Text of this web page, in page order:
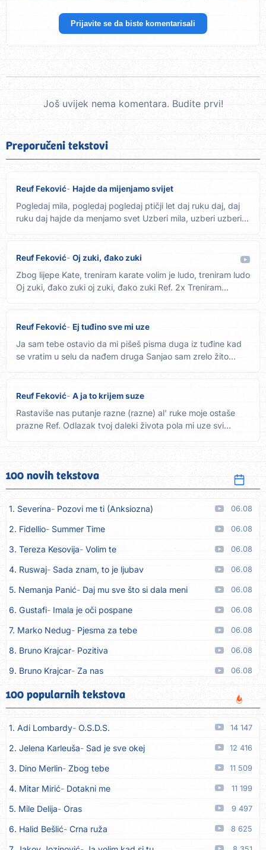
Prijavite se da biste komentarisali
Još uvijek nema komentara. Budite prvi!
Preporučeni tekstovi
Reuf Feković Hajde da mijenjamo svijet
Pogledaj mila, pogledaj pogledaj ptičji let daj ruku daj, daj
ruku daj hajde da menjamo svet Uzberi mila, uzberi uzberi...
Reuf Feković Oj zuki, đako zuki
Zbog lijepe Kate, treniram karate volim je ludo, treniram ludo
Oj zuki, đako zuki oj zuki, đako zuki Ref. 2x Treniram...
Reuf Feković Ej tuđino sve mi uze
Ja sam tebe ostavio da mi pišeš pisma duga iz tuđine kad
se vratim u selu da nađem druga Sanjao sam zrelo žito
Reuf Feković A ja to krijem suze
Rastaviše nas putanje razne (razne) al' ruke moje ostaše
prazne Ref. Odlazak tvoj daleki života pola mi uze svi
100 novih tekstova
1. Severina Pozovi me ti (Anksiozna) 06.08
2. Fidellio Summer Time 06.08
3. Tereza Kesovija Volim te 06.08
4. Ruswaj Sada znam, to je ljubav 06.08
5. Nemanja Panić Daj mu sve što si dala meni 06.08
6. Gustafi Imala je oči pospane 06.08
7. Marko Nedug Pjesma za tebe 06.08
8. Bruno Krajcar Pozitiva 06.08
9. Bruno Krajcar Za nas 06.08
10. Tereza Kesovija Da li ću moći
11. Lidija Bačić Neka se vino toči (Nazdravlje) 06.08
12. Karin Kuljanić Nisi zavridel 06.08
13. Tamara Brusić Nigdi ni lipo ko doma 06.08
14. Tamara Brusić Biž´mo ća 06.08
15. Rusko Richie Bila si, bila 06.08
16. Rusko Richie Ti i ja 06.08
17. Azra Husarkić Ako treba 06.08
100 popularnih tekstova
1. Adi Lombardy O.S.D.S. 14 147
2. Jelena Karleuša Sad je sve okej 12 416
3. Dino Merlin Zbog tebe 11 509
4. Mitar Mirić Dotakni me 11 199
5. Mile Delija Oras 9 497
6. Halid Bešlić Crna ruža 8 625